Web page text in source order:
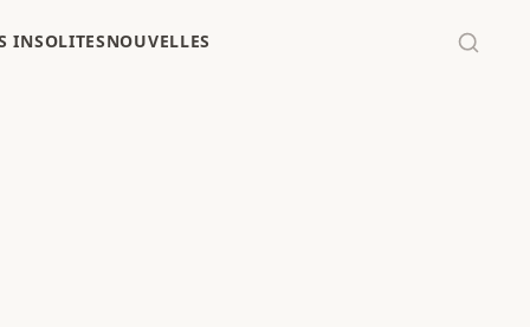
INSOLITESNOUVELLES